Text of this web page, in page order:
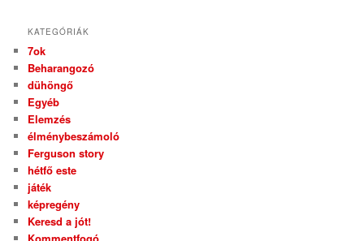
KATEGÓRIÁK
7ok
Beharangozó
dühöngő
Egyéb
Elemzés
élménybeszámoló
Ferguson story
hétfő este
játék
képregény
Keresd a jót!
Kommentfogó